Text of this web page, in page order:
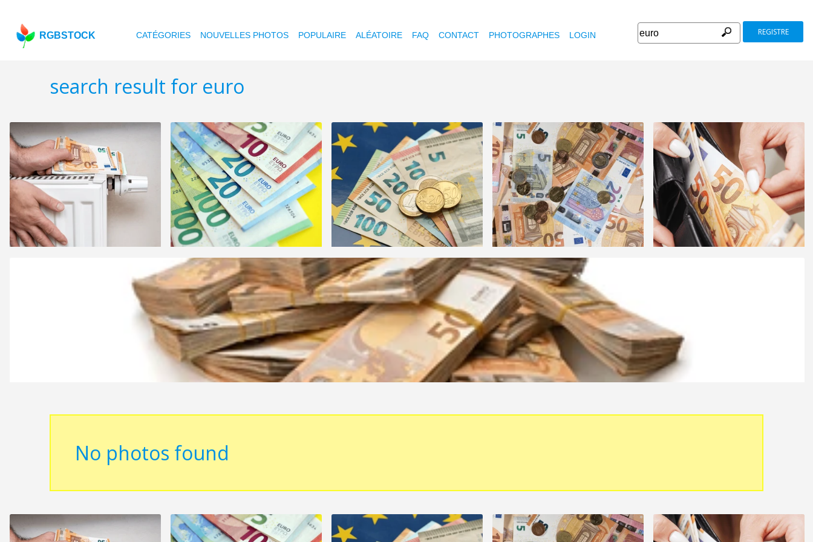
RGBSTOCK CATÉGORIES NOUVELLES PHOTOS POPULAIRE ALÉATOIRE FAQ CONTACT PHOTOGRAPHES LOGIN REGISTRE
search result for euro
No photos found